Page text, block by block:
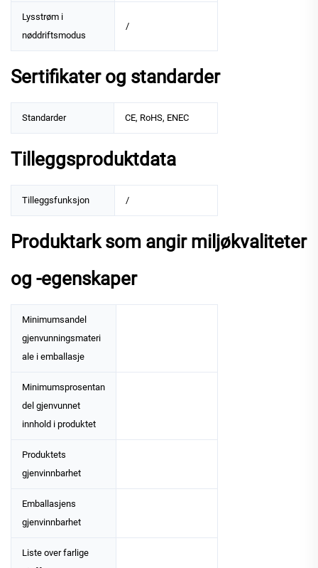
Lysstrøm i
nøddriftsmodus
/
Sertifikater og standarder
Standarder CE, RoHS, ENEC
Tilleggsproduktdata
Tilleggsfunksjon /
Produktark som angir miljøkvaliteter
og -egenskaper
Minimumsandel
gjenvunningsmateri
ale i emballasje
Minimumsprosentan
del gjenvunnet
innhold i produktet
Produktets
gjenvinnbarhet
Emballasjens
gjenvinnbarhet
Liste over farlige